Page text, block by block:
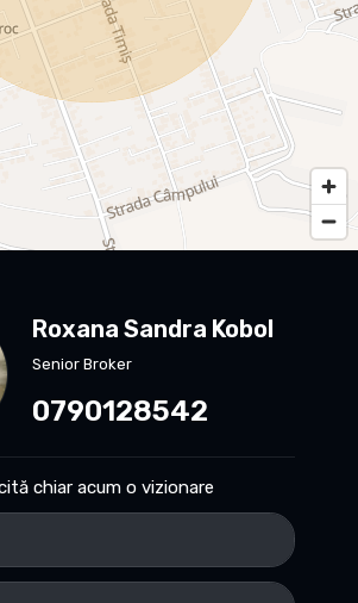
Roxana Sandra Kobol
Senior Broker
0790128542
chiar acum o vizionare